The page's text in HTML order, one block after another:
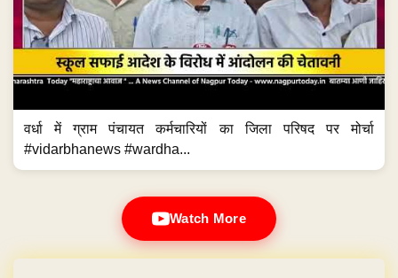
वर्धा में ग्राम पंचायत कर्मचारियों का जिला परिषद पर मोर्चा
#vidarbhanews #wardha...
Watch More